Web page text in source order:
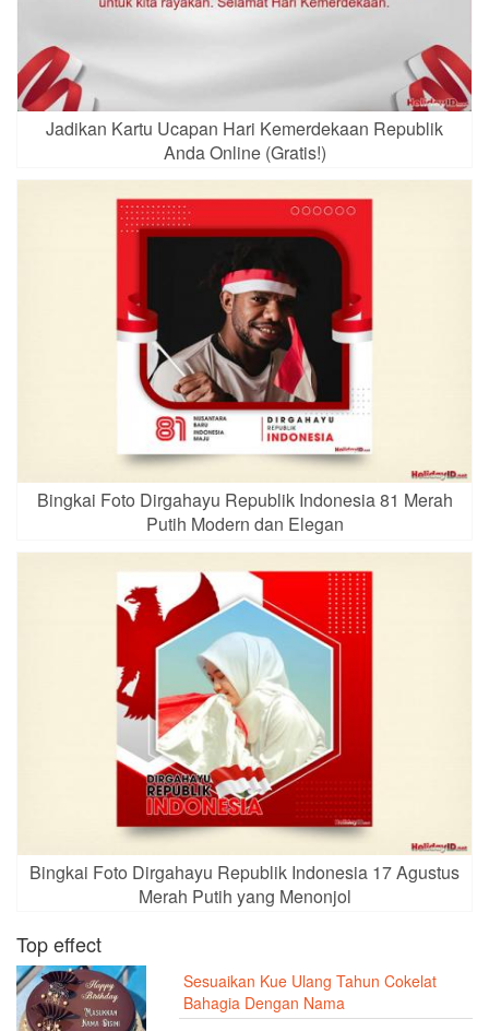
Jadikan Kartu Ucapan Hari Kemerdekaan Republik
Anda Online (Gratis!)
Bingkai Foto Dirgahayu Republik Indonesia 81 Merah
Putih Modern dan Elegan
Bingkai Foto Dirgahayu Republik Indonesia 17 Agustus
Merah Putih yang Menonjol
Top effect
Sesuaikan Kue Ulang Tahun Cokelat
Bahagia Dengan Nama